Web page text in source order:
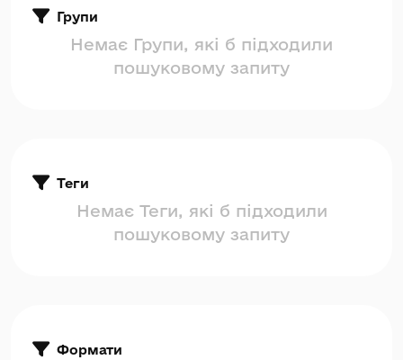
Групи
Немає Групи, які б підходили
пошуковому запиту
Теги
Немає Теги, які б підходили
пошуковому запиту
Формати